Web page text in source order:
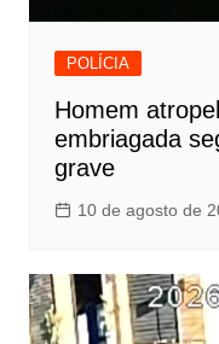
POLÍCIA
Homem
embriagada
grave
10 de agosto de